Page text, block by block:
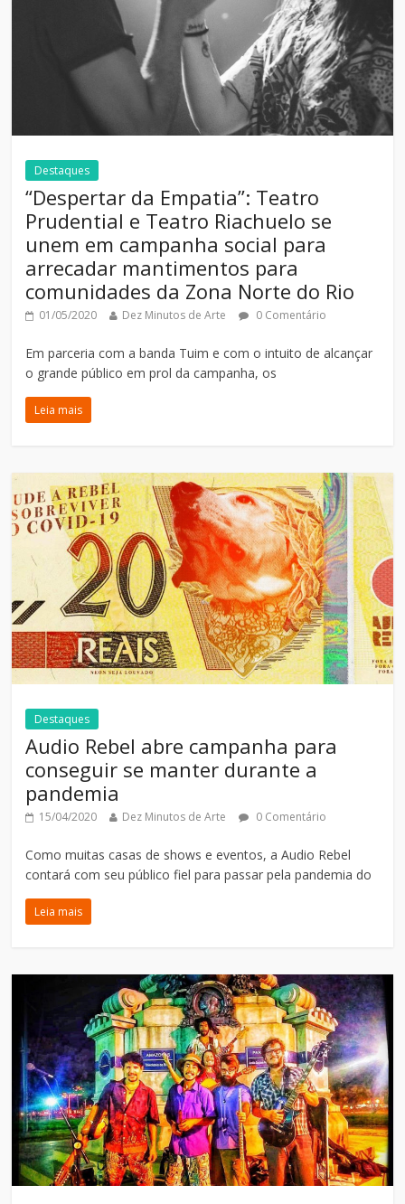
Destaques
“Despertar da Empatia”: Teatro
Prudential e Teatro Riachuelo se
unem em campanha social para
arrecadar mantimentos para
comunidades da Zona Norte do Rio
01/05/2020 Dez Minutos de Arte 0 Comentário
Em parceria com a banda Tuim e com o intuito de alcançar
o grande público em prol da campanha, os
Leia mais
Destaques
Audio Rebel abre campanha para
conseguir se manter durante a
pandemia
15/04/2020 Dez Minutos de Arte 0 Comentário
Como muitas casas de shows e eventos, a Audio Rebel
contará com seu público fiel para passar pela pandemia do
Leia mais